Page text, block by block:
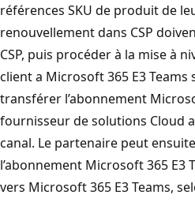
références SKU de produit de
renouvellement dans CSP
CSP, puis procéder à la mise à
client a Microsoft 365 E3
transférer l’abonnement
fournisseur de solutions Cloud
canal. Le partenaire peut
l’abonnement Microsoft 365 E3
vers Microsoft 365 E3 Teams,